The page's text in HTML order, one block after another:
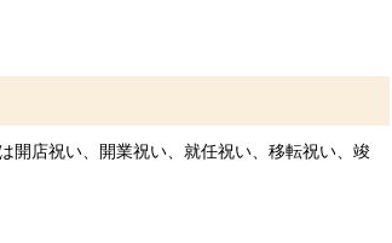
開店祝い、開業祝い、就任祝い、移転祝い、竣